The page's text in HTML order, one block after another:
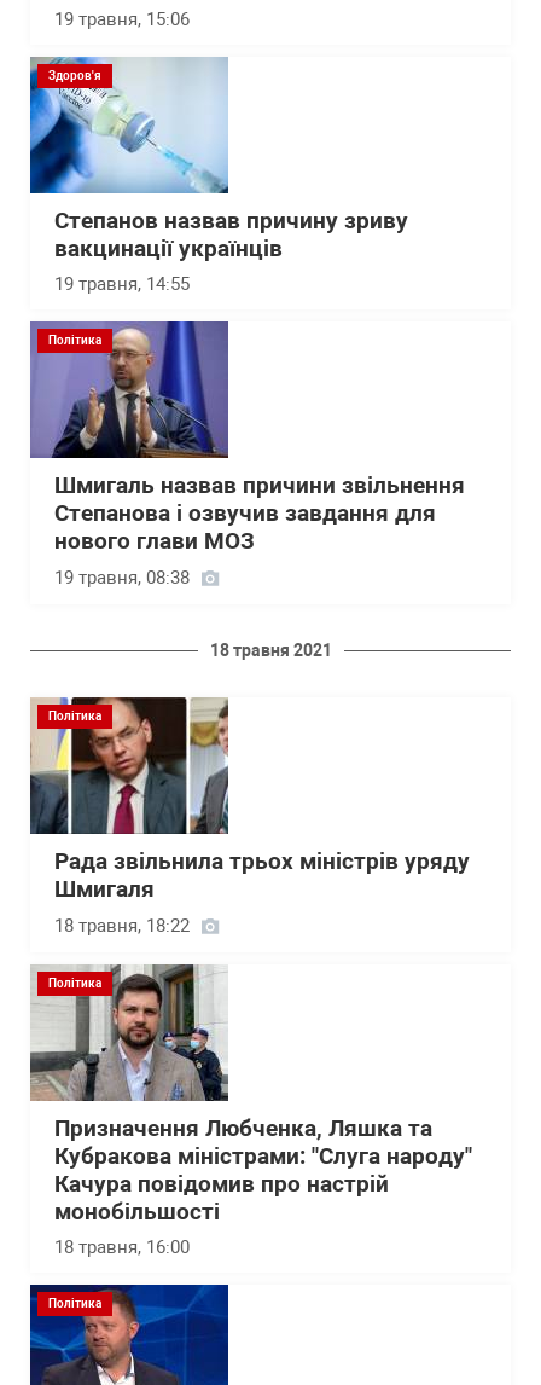
19 травня, 15:06
Здоров'я
Степанов назвав причину зриву
вакцинації українців
19 травня, 14:55
Політика
Шмигаль назвав причини звільнення
Степанова і озвучив завдання для
нового глави МОЗ
19 травня, 08:38
18 травня 2021
Політика
Рада звільнила трьох міністрів уряду
Шмигаля
18 травня, 18:22
Політика
Призначення Любченка, Ляшка та
Кубракова міністрами: "Слуга народу"
Качура повідомив про настрій
монобільшості
18 травня, 16:00
Політика